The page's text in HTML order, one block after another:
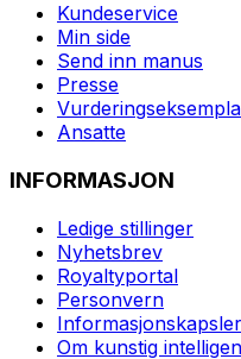
Kundeservice
Min side
Send inn manus
Presse
Ansatte
INFORMASJON
Ledige stillinger
Nyhetsbrev
Royaltyportal
Personvern
Informasjonskapsler
Om kunstig